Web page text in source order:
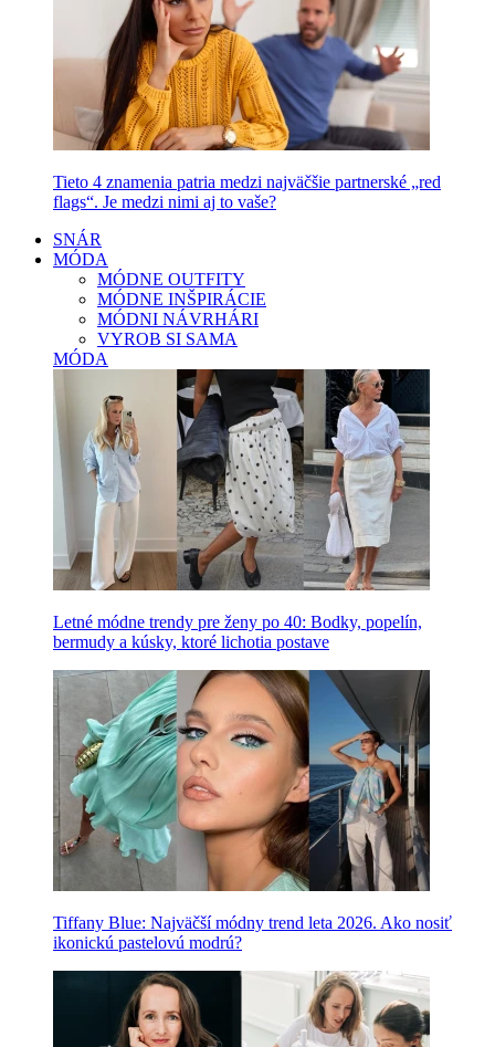
Tieto 4 znamenia patria medzi najväčšie partnerské „red
flags“. Je medzi nimi aj to vaše?
SNÁR
MÓDA
MÓDNE OUTFITY
MÓDNE INŠPIRÁCIE
MÓDNI NÁVRHÁRI
VYROB SI SAMA
MÓDA
Letné módne trendy pre ženy po 40: Bodky, popelín,
bermudy a kúsky, ktoré lichotia postave
Tiffany Blue: Najväčší módny trend leta 2026. Ako nosiť
ikonickú pastelovú modrú?